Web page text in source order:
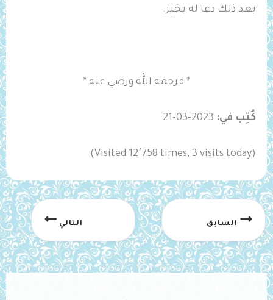
بعد ذلك دعا له بخير.
* فرحمه الله ورضي عنه *
كُتِب في: 2023-03-21
(Visited 12٬758 times, 3 visits today)
السابق التالي